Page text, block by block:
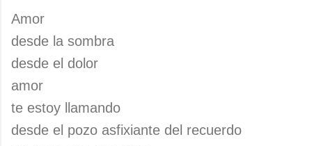
Amor
desde la sombra
desde el dolor
amor
te estoy llamando
desde el pozo asfixiante del recuerdo